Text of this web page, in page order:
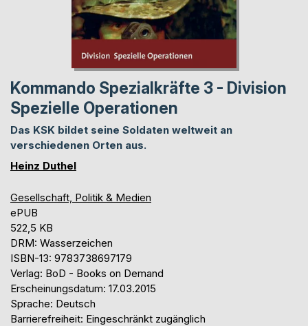
Kommando Spezialkräfte 3 - Division
Spezielle Operationen
Das KSK bildet seine Soldaten weltweit an
verschiedenen Orten aus.
Heinz Duthel
Gesellschaft, Politik & Medien
ePUB
522,5 KB
DRM: Wasserzeichen
ISBN-13: 9783738697179
Verlag: BoD - Books on Demand
Erscheinungsdatum: 17.03.2015
Sprache: Deutsch
Barrierefreiheit: Eingeschränkt zugänglich